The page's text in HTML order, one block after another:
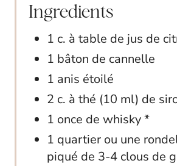
Ingredients
1 c. à table de jus de
1 bâton de cannelle
1 anis étoilé
2 c. à thé (10 ml) de
1 once de whisky *
1 quartier ou une
piqué de 3-4 clous de